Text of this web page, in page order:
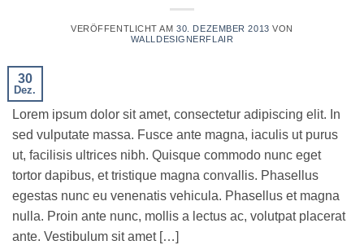
VERÖFFENTLICHT AM30. DEZEMBER 2013 VON
WALLDESIGNERFLAIR
30
Dez.
Lorem ipsum dolor sit amet, consectetur adipiscing elit. In
sed vulputate massa. Fusce ante magna, iaculis ut purus
ut, facilisis ultrices nibh. Quisque commodo nunc eget
tortor dapibus, et tristique magna convallis. Phasellus
egestas nunc eu venenatis vehicula. Phasellus et magna
nulla. Proin ante nunc, mollis a lectus ac, volutpat placerat
ante. Vestibulum sit amet […]